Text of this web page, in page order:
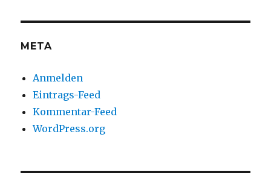
META
Anmelden
Eintrags-Feed
Kommentar-Feed
WordPress.org